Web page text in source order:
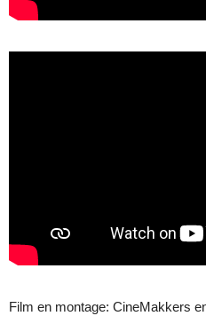
Film en montage: CineMakkers